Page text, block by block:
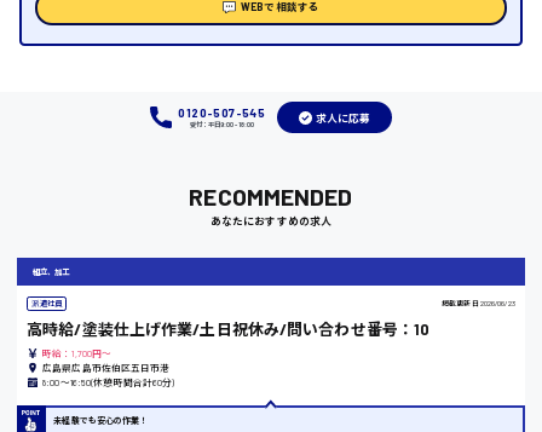
WEBで相談する
0120-507-545
受付：平日9:00 - 18:00
求人に応募
RECOMMENDED
あなたにおすすめの求人
組立、加工
派遣社員 掲載更新日 2026/06/23
高時給/塗装仕上げ作業/土日祝休み/問い合わせ番号：10
時給：1,700円～
広島県広島市佐伯区五日市港
8:00〜16:50(休憩時間合計60分)
未経験でも安心の作業！